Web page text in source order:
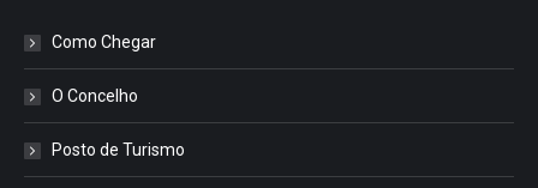
Como Chegar
O Concelho
Posto de Turismo